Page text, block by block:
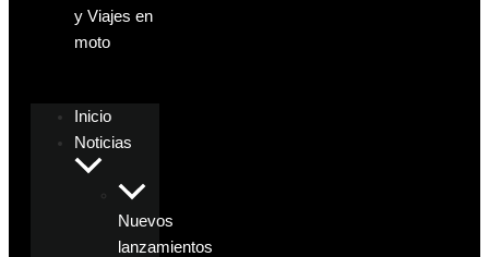
y Viajes en
moto
Inicio
Noticias
Nuevos
lanzamientos